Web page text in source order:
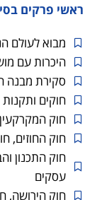
ראשי פרקים
מבוא לעולם
היכרות עם
סקירת מבנה
חוקים ותקנות
חוק
חוק החוזים,
חוק התכנון
עסקים
חוק הירושה,